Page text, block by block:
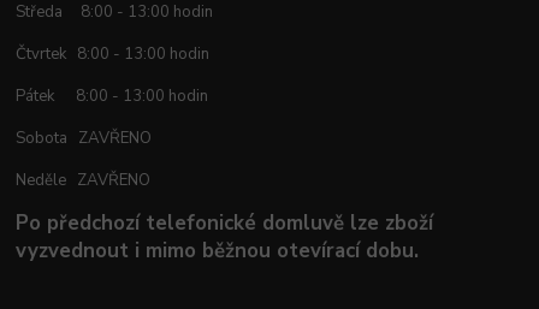
Středa 8:00 - 13:00 hodin
Čtvrtek 8:00 - 13:00 hodin
Pátek 8:00 - 13:00 hodin
Sobota ZAVŘENO
Neděle ZAVŘENO
Po předchozí telefonické domluvě lze zboží
vyzvednout i mimo běžnou otevírací dobu.